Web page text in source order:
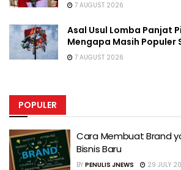
7 AUGUST 2026
Asal Usul Lomba Panjat
Mengapa Masih Populer
7 AUGUST 2026
POPULER
Cara Membuat Brand
Bisnis Baru
BY PENULIS JNEWS 29 JULY